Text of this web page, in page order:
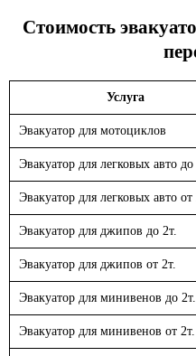
Стоимость
Услуга
Эвакуатор для мотоциклов
Эвакуатор для легковых авто до
Эвакуатор для легковых авто от
Эвакуатор для джипов до 2т.
Эвакуатор для джипов от 2т.
Эвакуатор для минивенов до 2т.
Эвакуатор для минивенов от 2т.